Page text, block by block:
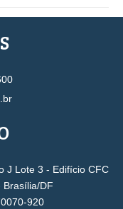
J Lote 3 - Edifício CFC
Brasília/DF
920